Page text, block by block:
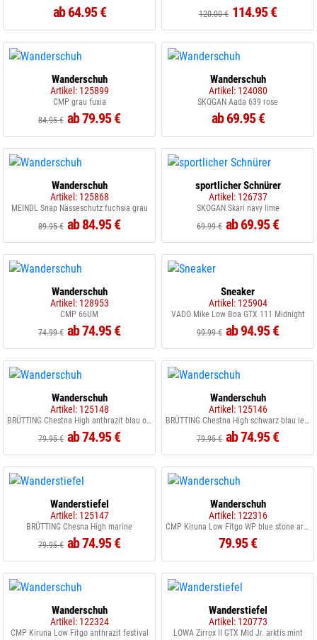
ab 64.95 €
120.00 € 114.95 €
Wanderschuh
Artikel: 125899
CMP grau fuxia
84.95 € ab 79.95 €
Wanderschuh
Artikel: 124080
SKOGAN Aada 639 rose
ab 69.95 €
Wanderschuh
Artikel: 125868
MEINDL Snap Nässeschutz fuchsia grau
89.95 € ab 84.95 €
sportlicher Schnürer
Artikel: 126737
SKOGAN Skari navy lime
69.99 € ab 69.95 €
Wanderschuh
Artikel: 128953
CMP 66UM
74.99 € ab 74.95 €
Sneaker
Artikel: 125904
VADO Mike Low Boa GTX 111 Midnight
99.99 € ab 94.95 €
Wanderschuh
Artikel: 125148
BRÜTTING Chestna High anthrazit blau orange
79.95 € ab 74.95 €
Wanderschuh
Artikel: 125146
BRÜTTING Chestna High schwarz blau lemon
79.95 € ab 74.95 €
Wanderstiefel
Artikel: 125147
BRÜTTING Chesna High marine
79.95 € ab 74.95 €
Wanderschuh
Artikel: 122316
CMP Kiruna Low Fitgo WP blue stone arancio
79.95 €
Wanderschuh
Artikel: 122324
CMP Kiruna Low Fitgo anthrazit festival
Wanderstiefel
Artikel: 120773
LOWA Zirrox II GTX MId Jr. arktis mint